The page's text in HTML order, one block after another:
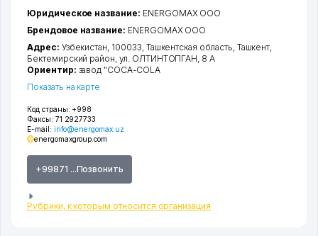
Код страны: +998
Факсы: 71 2927733
E-mail: info@energomax.uz
energomaxgroup.com
+99871 ...Позвонить
Рубрики, к которым относится организация
Юридическое название: ENERGOMAX ООО
Брендовое название: ENERGOMAX ООО
Адрес: Узбекистан, 100033, Ташкентская область, Ташкент,
Бектемирский район,ул. ОЛТИНТОПГАН, 8 А
Ориентир: завод "COCA-COLA
Показать на карте